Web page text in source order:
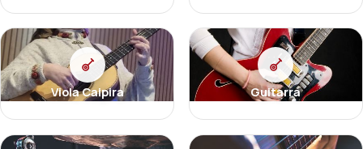
Viola Caipira Guitarra